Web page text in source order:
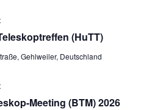
(HuTT)
Gehlweiler, Deutschland
Meeting (BTM) 2026